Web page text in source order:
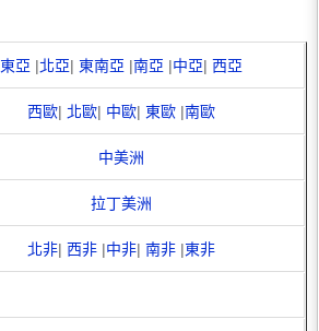
東亞 |北亞| 東南亞 |南亞 |中亞| 西亞
西歐| 北歐| 中歐| 東歐 |南歐
中美洲
拉丁美洲
北非| 西非 |中非| 南非 |東非